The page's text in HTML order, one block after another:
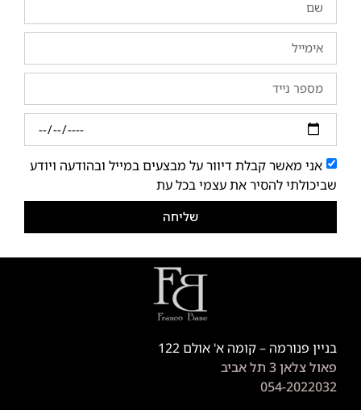
אני מאשר קבלת דיוור על מבצעים במייל ובהודעה ויודע
שביכולתי להסיר את עצמי בכל עת
שליחה
בניין פנורמה – קומה א' אולם 122
פאול צלאן 3 תל אביב
054-2022032